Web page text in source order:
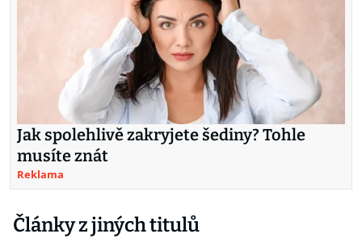
Jak spolehlivě zakryjete šediny? Tohle
musíte znát
Reklama
Články z jiných titulů